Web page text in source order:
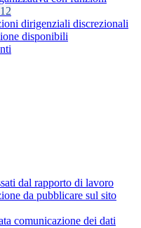
12
dirigenziali discrezionali
disponibili
dal rapporto di lavoro
da pubblicare sul sito
comunicazione dei dati